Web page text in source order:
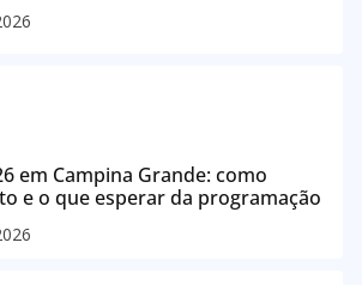
em Campina Grande: como
e o que esperar da programação